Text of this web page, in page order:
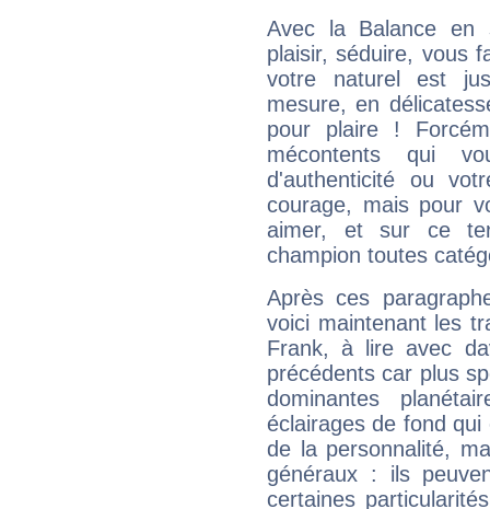
Avec la Balance en
plaisir, séduire, vous
votre naturel est
mesure, en
pour plaire !
mécontents qui
d'authenticité ou
courage, mais pour
aimer, et sur ce
champion toutes
Après ces
voici maintenant les
Frank, à lire avec
précédents car plus
dominantes
éclairages de fond
de la personnalité,
généraux : ils
certaines